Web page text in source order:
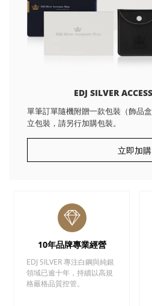
EDJ SILVER
單筆訂單隨機附贈一款包裝（飾品
立包裝，請另行加購包裝。
立即加購
10年品牌專業經營
EDJ SILVER 專注白鋼與純銀
領域已逾十年，持續以高規
格嚴格品質控管。